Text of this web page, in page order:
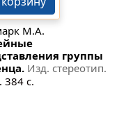
М.А.
группы
Изд. стереотип.
384 с.